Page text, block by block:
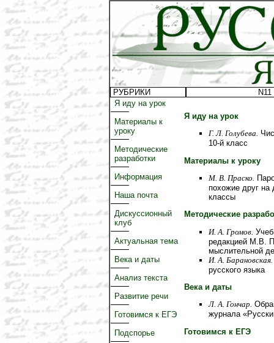
РУБРИКИ
Я иду на урок
Материалы к
уроку
Методические
разработки
Информация
Наша почта
Дискуссионный
клуб
Актуальная тема
Века и даты
Анализ текста
Развитие речи
Готовимся к ЕГЭ
Подспорье
Я иду на урок
Г. Л. Голубева.
10-й класс
Материалы к уроку
М. В. Праско.
похожие друг на
классы
Методические
И. А. Громов.
редакцией М.В.
мыслительной
И. А. Барановская.
русского языка
Века и даты
Л. А. Гончар.
журнала
Готовимся к ЕГЭ